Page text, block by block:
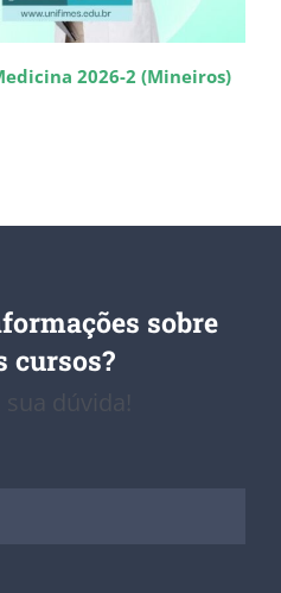
2026-2 (Mineiros)
sobre
cursos?
sua dúvida!